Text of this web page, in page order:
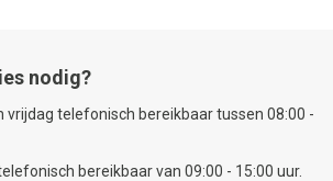
nodig?
vrijdag telefonisch bereikbaar tussen 08:00 -
bereikbaar van 09:00 - 15:00 uur.